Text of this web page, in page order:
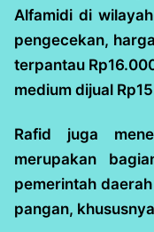
Alfamidi di
pengecekan,
terpantau
medium dijual
Rafid juga
merupakan
pemerintah
pangan,